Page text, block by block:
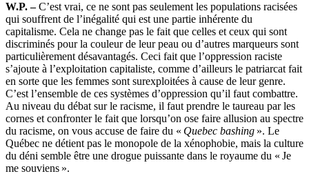
W.P. –C’est vrai, ce ne sont pas seulement les populations racisées
qui souffrent de l’inégalité qui est une partie inhérente du
capitalisme. Cela ne change pas le fait que celles et ceux qui sont
discriminés pour la couleur de leur peau ou d’autres marqueurs sont
particulièrement désavantagés. Ceci fait que l’oppression raciste
s’ajoute à l’exploitation capitaliste, comme d’ailleurs le patriarcat fait
en sorte que les femmes sont surexploitées à cause de leur genre.
C’est l’ensemble de ces systèmes d’oppression qu’il faut combattre.
Au niveau du débat sur le racisme, il faut prendre le taureau par les
cornes et confronter le fait que lorsqu’on ose faire allusion au spectre
du racisme, on vous accuse de faire du « Quebec bashing ». Le
Québec ne détient pas le monopole de la xénophobie, mais la culture
du déni semble être une drogue puissante dans le royaume du « Je
me souviens ».